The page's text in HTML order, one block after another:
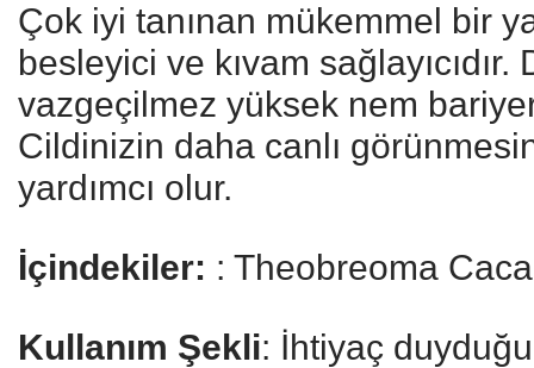
Çok iyi tanınan mükemmel bir
besleyici ve kıvam
vazgeçilmez yüksek nem
Cildinizin daha canlı
yardımcı olur.
İçindekiler: : Theobreoma
Kullanım Şekli: İhtiyaç